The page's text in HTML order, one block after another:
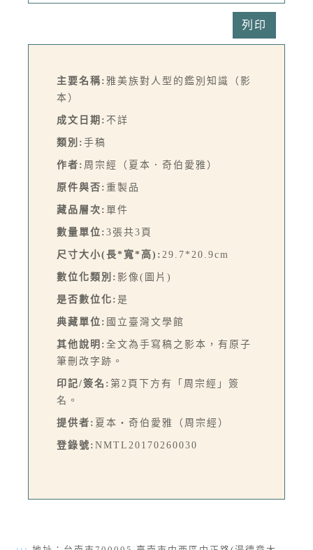
列印
主要名稱: 雅美族對人型的鑑別知識（影
本）
成文日期: 不詳
類別: 手稿
作者: 周宗經（夏本．奇伯愛雅）
原件與否: 重製品
藏品層次: 單件
數量單位: 3張共3頁
尺寸大小(長*寬*高): 29.7*20.9cm
數位化類別: 影像(圖片)
是否數位化: 是
典藏單位: 國立臺灣文學館
其他說明: 全文為手寫稿之影本，有原子
筆刪改字跡。
印記/簽名: 第2頁下方有「周宗經」簽
名。
提供者: 夏本‧奇伯愛雅（周宗經）
登錄號: NMTL20170260030